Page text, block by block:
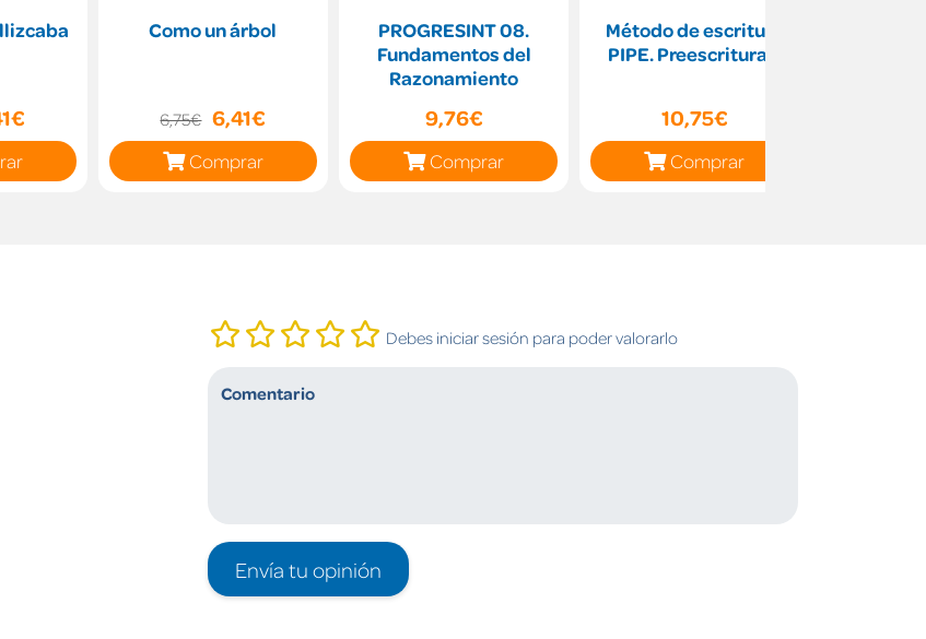
Como un árbol
6,75€ 6,41€
Comprar
PROGRESINT 08.
Fundamentos del
Razonamiento
9,76€
Comprar
Método de escritura
PIPE. Preescritura 2
10,75€
Comprar
Debes iniciar sesión para poder valorarlo
Envía tu opinión